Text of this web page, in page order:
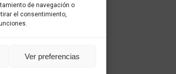
de navegación o
el consentimiento,
Ver preferencias